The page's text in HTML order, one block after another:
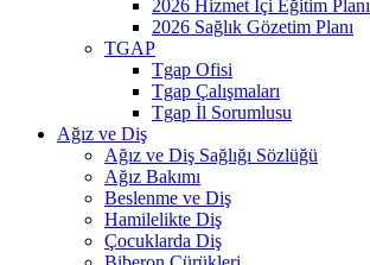
2026 Hizmet İçi Eğitim Planı
2026 Sağlık Gözetim Planı
TGAP
Tgap Ofisi
Tgap Çalışmaları
Tgap İl Sorumlusu
Ağız ve Diş
Ağız ve Diş Sağlığı Sözlüğü
Ağız Bakımı
Beslenme ve Diş
Hamilelikte Diş
Çocuklarda Diş